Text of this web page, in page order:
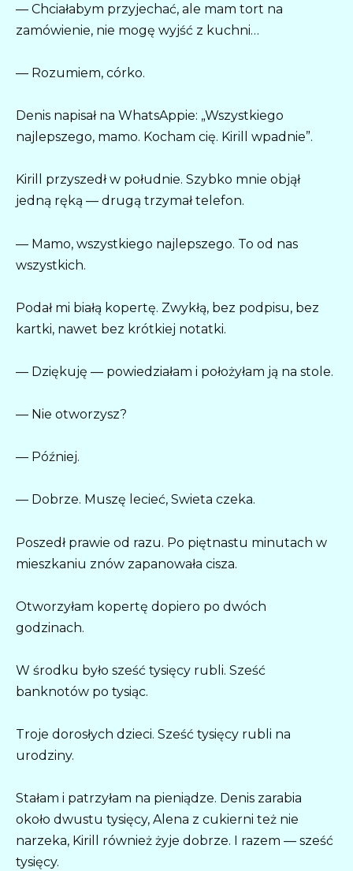
— Chciałabym przyjechać, ale mam tort na
zamówienie, nie mogę wyjść z kuchni…
— Rozumiem, córko.
Denis napisał na WhatsAppie: „Wszystkiego
najlepszego, mamo. Kocham cię. Kirill wpadnie”.
Kirill przyszedł w południe. Szybko mnie objął
jedną ręką — drugą trzymał telefon.
— Mamo, wszystkiego najlepszego. To od nas
wszystkich.
Podał mi białą kopertę. Zwykłą, bez podpisu, bez
kartki, nawet bez krótkiej notatki.
— Dziękuję — powiedziałam i położyłam ją na stole.
— Nie otworzysz?
— Później.
— Dobrze. Muszę lecieć, Swieta czeka.
Poszedł prawie od razu. Po piętnastu minutach w
mieszkaniu znów zapanowała cisza.
Otworzyłam kopertę dopiero po dwóch
godzinach.
W środku było sześć tysięcy rubli. Sześć
banknotów po tysiąc.
Troje dorosłych dzieci. Sześć tysięcy rubli na
urodziny.
Stałam i patrzyłam na pieniądze. Denis zarabia
około dwustu tysięcy, Alena z cukierni też nie
narzeka, Kirill również żyje dobrze. I razem — sześć
tysięcy.